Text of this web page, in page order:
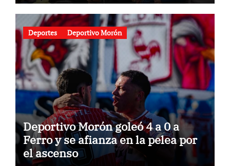
Deportes Deportivo Morón
Deportivo Morón goleó 4 a 0 a
Ferro y se afianza en la pelea por
el ascenso